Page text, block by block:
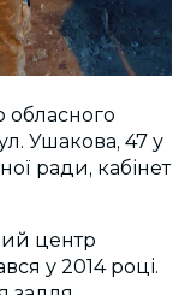
обласного
Ушакова, 47 у
ради, кабінет
центр
у 2014 році.